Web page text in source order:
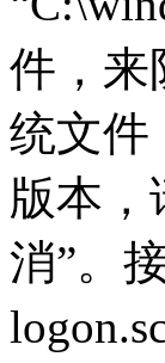
件，来
统文件
版本，
消”。